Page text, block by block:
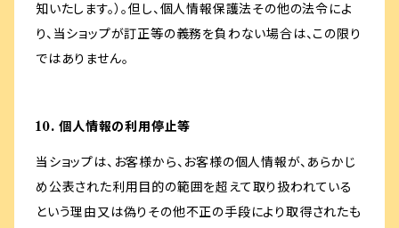
知いたします。）。但し、個人情報保護法その他の法令によ
り、当ショップが訂正等の義務を負わない場合は、この限り
ではありません。
10. 個人情報の利用停止等
当ショップは、お客様から、お客様の個人情報が、あらかじ
め公表された利用目的の範囲を超えて取り扱われている
という理由又は偽りその他不正の手段により取得されたも